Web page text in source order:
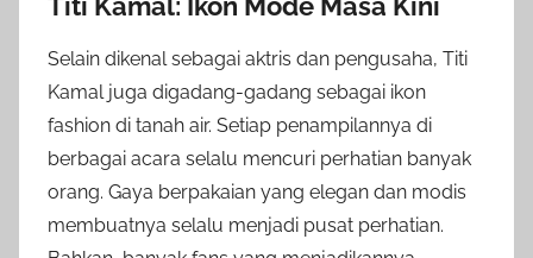
Selain dikenal sebagai aktris dan pengusaha, Titi
Kamal juga digadang-gadang sebagai ikon
fashion di tanah air. Setiap penampilannya di
berbagai acara selalu mencuri perhatian banyak
orang. Gaya berpakaian yang elegan dan modis
membuatnya selalu menjadi pusat perhatian.